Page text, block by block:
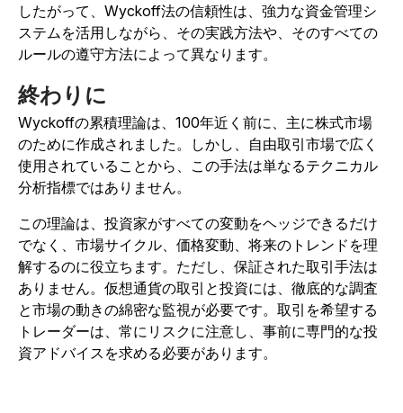
したがって、Wyckoff法の信頼性は、強力な資金管理シ
ステムを活用しながら、その実践方法や、そのすべての
ルールの遵守方法によって異なります。
終わりに
Wyckoffの累積理論は、100年近く前に、主に株式市場
のために作成されました。しかし、自由取引市場で広く
使用されていることから、この手法は単なるテクニカル
分析指標ではありません。
この理論は、投資家がすべての変動をヘッジできるだけ
でなく、市場サイクル、価格変動、将来のトレンドを理
解するのに役立ちます。ただし、保証された取引手法は
ありません。仮想通貨の取引と投資には、徹底的な調査
と市場の動きの綿密な監視が必要です。取引を希望する
トレーダーは、常にリスクに注意し、事前に専門的な投
資アドバイスを求める必要があります。